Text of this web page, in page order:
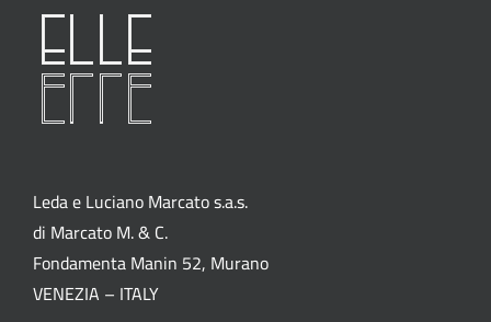
Leda e Luciano Marcato s.a.s.
di Marcato M. & C.
Fondamenta Manin 52, Murano
VENEZIA – ITALY